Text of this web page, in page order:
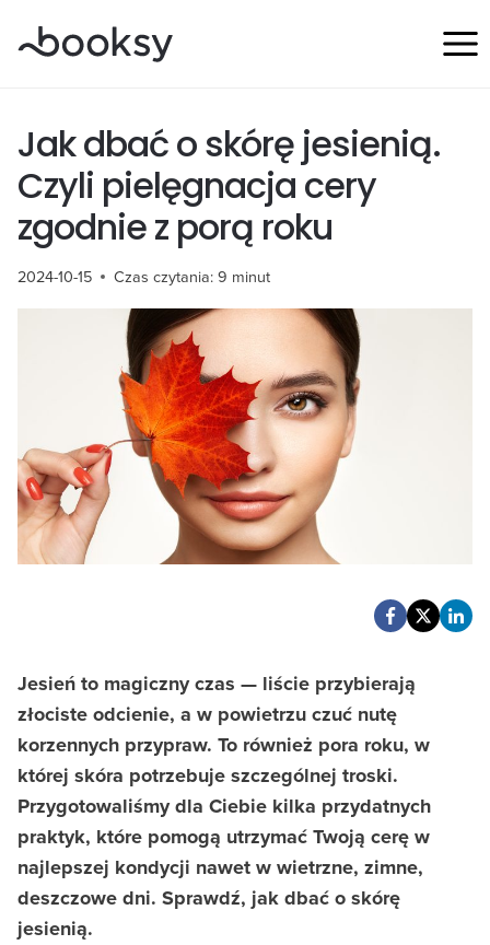
do
Jak dbać o skórę jesienią.
Czyli pielęgnacja cery
zgodnie z porą roku
2024-10-15 Czas czytania:9 minut
Jesień to magiczny czas — liście przybierają
złociste odcienie, a w powietrzu czuć nutę
korzennych przypraw. To również pora roku, w
której skóra potrzebuje szczególnej troski.
Przygotowaliśmy dla Ciebie kilka przydatnych
praktyk, które pomogą utrzymać Twoją cerę w
najlepszej kondycji nawet w wietrzne, zimne,
deszczowe dni. Sprawdź, jak dbać o skórę
jesienią.